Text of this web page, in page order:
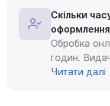
Скільки
Обробка
годин.
Читати далі